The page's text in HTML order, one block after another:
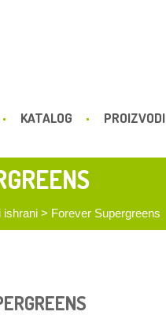
KATALOG PROIZVODI
ishrani> Forever Supergreens